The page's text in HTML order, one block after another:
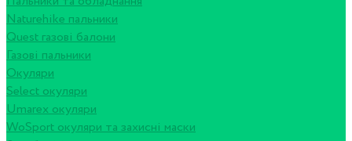
Naturehike пальники
Quest газові балони
Газові пальники
Окуляри
Select окуляри
Umarex окуляри
WoSport окуляри та захисні маски